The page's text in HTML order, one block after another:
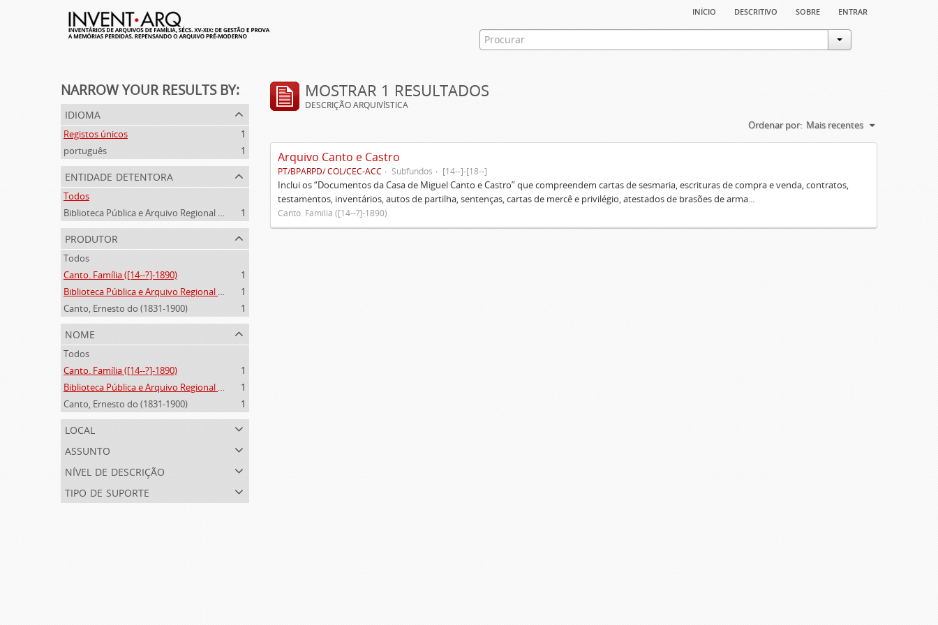
início descritivo sobre entrar
NARROW YOUR RESULTS BY:
idioma
Registos únicos
1
português
1
entidade detentora
Todos
Biblioteca Pública e Arquivo Regional de Ponta Delgada
1
produtor
Todos
Canto. Família ([14--?]-1890)
1
Biblioteca Pública e Arquivo Regional de Ponta Delgada (1841- )
1
Canto, Ernesto do (1831-1900)
1
nome
Todos
Canto. Família ([14--?]-1890)
1
Biblioteca Pública e Arquivo Regional de Ponta Delgada (1841- )
1
Canto, Ernesto do (1831-1900)
1
local
assunto
nível de descrição
tipo de suporte
MOSTRAR 1 RESULTADOS
DESCRIÇÃO ARQUIVÍSTICA
Ordenar por: Mais recentes
Arquivo Canto e Castro
PT/BPARPD/ COL/CEC-ACC Subfundos [14--]-[18--]
Inclui os “Documentos da Casa de Miguel Canto e Castro” que compreendem cartas de sesmaria, escrituras de compra e venda, contratos,
testamentos, inventários, autos de partilha, sentenças, cartas de mercê e privilégio, atestados de brasões de arma...
Canto. Família ([14--?]-1890)